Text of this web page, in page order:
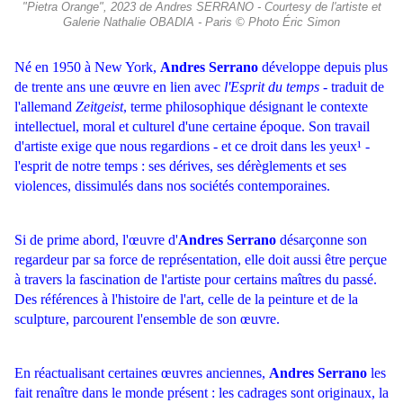
"Pietra Orange", 2023 de Andres SERRANO - Courtesy de l'artiste et
Galerie Nathalie OBADIA - Paris © Photo Éric Simon
Né en 1950 à New York, Andres Serrano développe depuis plus
de trente ans une œuvre en lien avec l'Esprit du temps - traduit de
l'allemand Zeitgeist, terme philosophique désignant le contexte
intellectuel, moral et culturel d'une certaine époque. Son travail
d'artiste exige que nous regardions - et ce droit dans les yeux¹ -
l'esprit de notre temps : ses dérives, ses dérèglements et ses
violences, dissimulés dans nos sociétés contemporaines.
Si de prime abord, l'œuvre d'Andres Serrano désarçonne son
regardeur par sa force de représentation, elle doit aussi être perçue
à travers la fascination de l'artiste pour certains maîtres du passé.
Des références à l'histoire de l'art, celle de la peinture et de la
sculpture, parcourent l'ensemble de son œuvre.
En réactualisant certaines œuvres anciennes, Andres Serrano les
fait renaître dans le monde présent : les cadrages sont originaux, la